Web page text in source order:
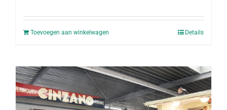
Toevoegen aan winkelwagen Details